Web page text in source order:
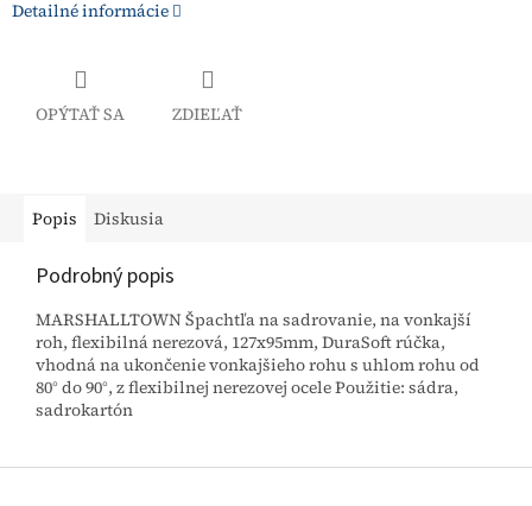
Detailné informácie
OPÝTAŤ SA ZDIEĽAŤ
Popis Diskusia
Podrobný popis
MARSHALLTOWN Špachtľa na sadrovanie, na vonkajší
roh, flexibilná nerezová, 127x95mm, DuraSoft rúčka,
vhodná na ukončenie vonkajšieho rohu s uhlom rohu od
80° do 90°, z flexibilnej nerezovej ocele Použitie: sádra,
sadrokartón
Z